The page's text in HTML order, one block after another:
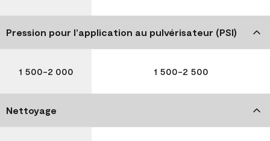
Pression pour l’application au pulvérisateur (PSI)
1 500-2 000 1 500-2 500
Nettoyage